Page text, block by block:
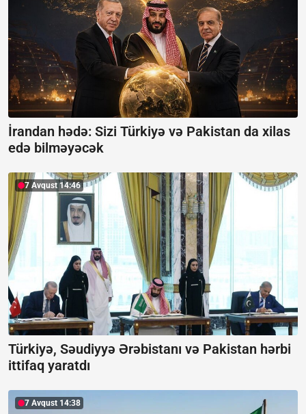
İrandan hədə: Sizi Türkiyə və Pakistan da xilas
edə bilməyəcək
7 Avqust 14:46
Türkiyə, Səudiyyə Ərəbistanı və Pakistan hərbi
ittifaq yaratdı
7 Avqust 14:38